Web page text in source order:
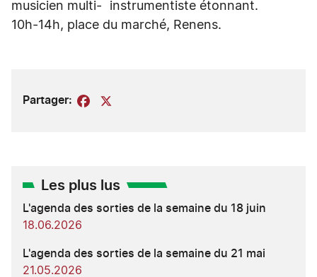
musicien multi- instrumentiste étonnant.
10h-14h, place du marché, Renens.
Partager: Facebook
Les plus lus
L'agenda des sorties de la semaine du 18 juin
18.06.2026
L'agenda des sorties de la semaine du 21 mai
21.05.2026